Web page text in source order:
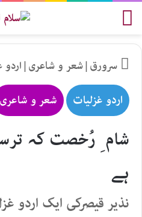
سرورق|شعر و شاعری|
اردو غزلیات شعر و شاعری
شام ِ رُخصت کہ
ہے
نذیر قیصرکی ایک اردو